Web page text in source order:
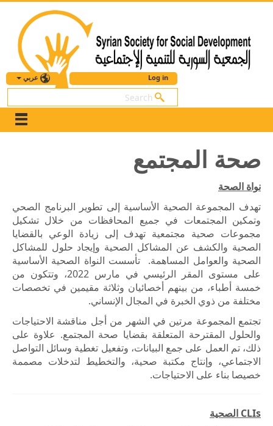
عربي Log in
بحث
صحة المجتمع
نواة الصحة
تهدف المجموعة الصحية الأساسية إلى تطوير البرنامج الصحي
وتمكين المجتمعات في جميع المحافظات من خلال تشكيل
مجموعات صحية مجتمعية تهدف إلى زيادة الوعي بالقضايا
الصحية والكشف عن المشاكل الصحية وإيجاد حلول للمشاكل
الصحية والعوامل المساهمة. تأسست النواة الصحية الأساسية
على مستوى المقر الرئيسي في مارس 2022، وتتكون من
خمسة أطباء، من بينهم أخصائيان وثلاثة مقيمين في تخصصات
مختلفة من ذوي الخبرة في المجال الإنساني.
تجتمع المجموعة مرتين في الشهر من أجل مناقشة الاحتياجات
والحلول المقترحة المتعلقة بقضايا صحة المجتمع. علاوة على
ذلك، تم العمل على جمع البيانات، وتفعيل تغطية وسائل التواصل
الاجتماعي، وإنتاج مكتبة صحية، والتخطيط لتدخلات مصممة
خصيصا بناء على الاحتياجات.
CLIs الصحية